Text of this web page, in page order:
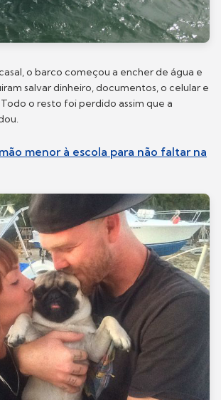
o barco começou a encher de água e
salvar dinheiro, documentos, o celular e
Todo o resto foi perdido assim que a
menor à escola para não faltar na